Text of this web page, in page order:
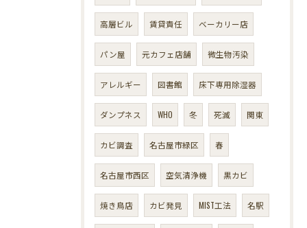
高層ビル 賃貸責任 ベーカリー店
パン屋 元カフェ店舗 微生物汚染
アレルギー 図書館 床下専用除湿器
ダンプネス WHO 冬 死滅 関東
カビ調査 名古屋市緑区 春
名古屋市西区 空気清浄機 黒カビ
焼き鳥店 カビ発見 MIST工法 名駅